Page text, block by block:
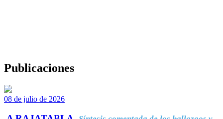
Publicaciones
08 de julio de 2026